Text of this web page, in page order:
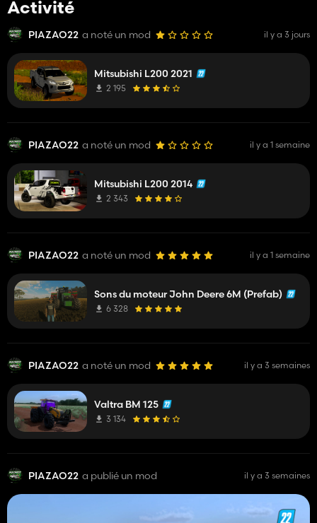
Activité
PIAZAO22 a noté un mod il y a 3 jours
Mitsubishi L200 2021
2 195
PIAZAO22 a noté un mod il y a 1 semaine
Mitsubishi L200 2014
2 343
PIAZAO22 a noté un mod il y a 1 semaine
Sons du moteur John Deere 6M (Prefab)
6 328
PIAZAO22 a noté un mod il y a 3 semaines
Valtra BM 125
3 134
PIAZAO22 a publié un mod il y a 3 semaines